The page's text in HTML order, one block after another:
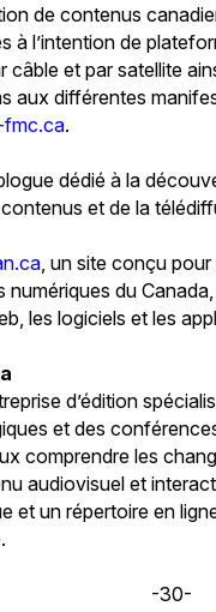
de contenus
à l’intention de
câble et par satellite
aux différentes
.
blogue dédié à la
et de la
, un site conçu
du
les logiciels et les
d’édition
et des
comprendre les
audiovisuel et
et un répertoire en
-30-